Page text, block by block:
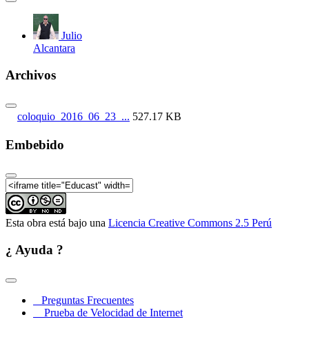
Julio
Alcantara
Archivos
coloquio_2016_06_23_... 527.17 KB
Embebido
Esta obra está bajo una Licencia Creative Commons 2.5 Perú
¿ Ayuda ?
Preguntas Frecuentes
Prueba de Velocidad de Internet